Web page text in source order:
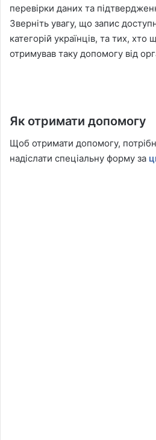
перевірки даних та
Зверніть увагу, що запис
категорій українців, та тих,
отримував таку допомогу від
Як отримати допомогу
Щоб отримати допомогу,
надіслати спеціальну форму за